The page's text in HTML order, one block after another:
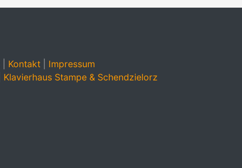
Kontakt| Impressum
Klavierhaus Stampe & Schendzielorz